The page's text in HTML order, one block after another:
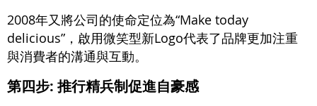
2008年又將公司的使命定位為“Make today
delicious”，啟用微笑型新Logo代表了品牌更加注重
與消費者的溝通與互動。
第四步: 推行精兵制促進自豪感